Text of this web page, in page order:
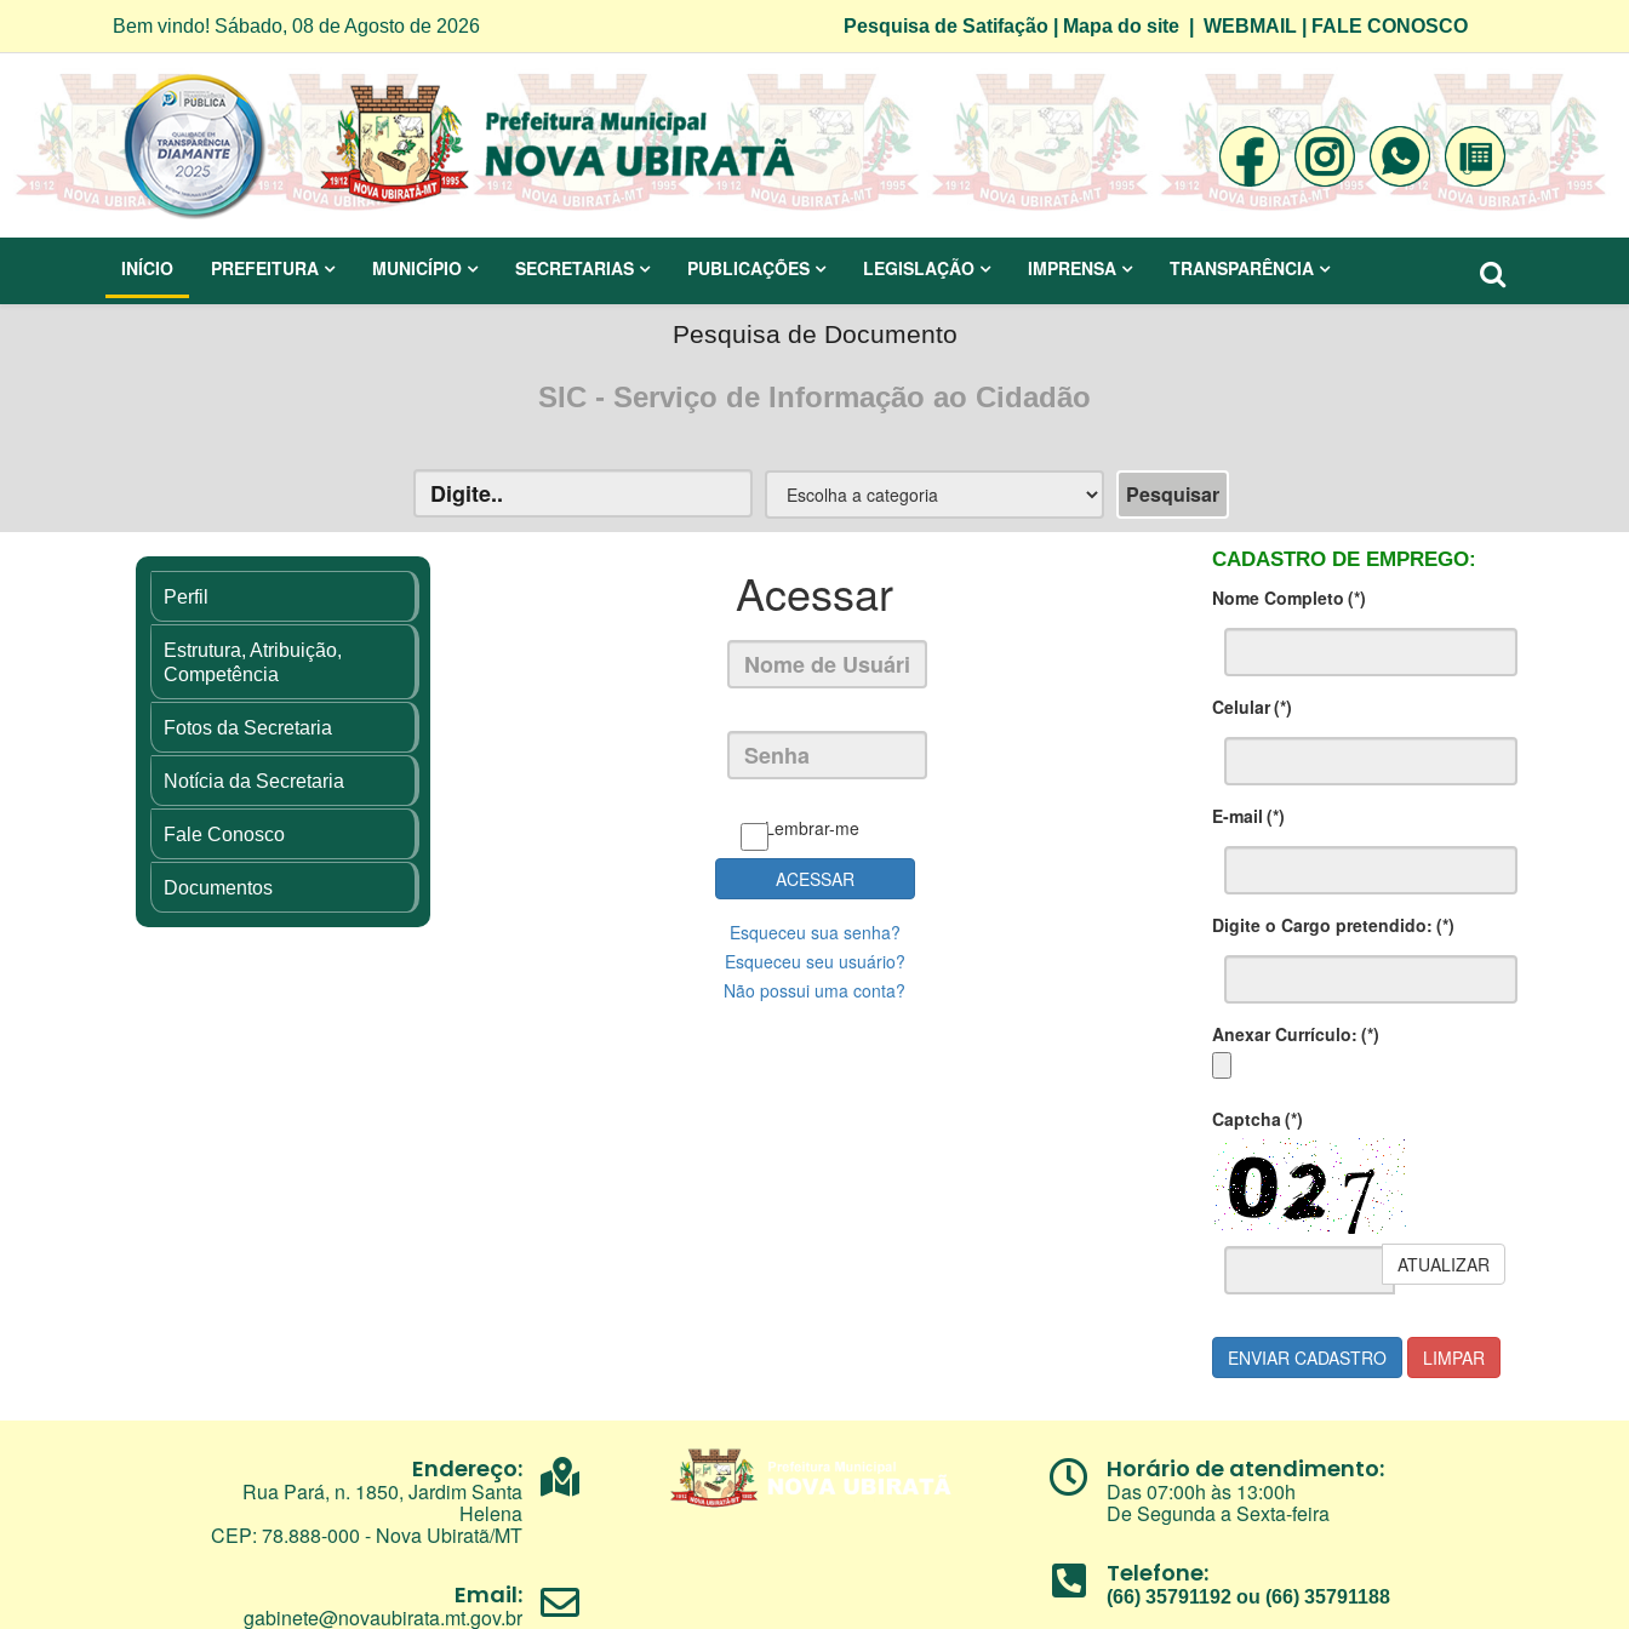
Bem vindo! Sábado, 08 de Agosto de 2026 Pesquisa de Satifação| Mapa do site| WEBMAIL| FALE CONOSCO
INÍCIO PREFEITURA MUNICÍPIO SECRETARIAS PUBLICAÇÕES LEGISLAÇÃO IMPRENSA TRANSPARÊNCIA
Pesquisa de Documento
SIC - Serviço de Informação ao Cidadão
Perfil
Estrutura, Atribuição,
Competência
Fotos da Secretaria
Notícia da Secretaria
Fale Conosco
Documentos
Acessar
Lembrar-me
ACESSAR
Esqueceu sua senha?
Esqueceu seu usuário?
Não possui uma conta?
CADASTRO DE EMPREGO:
Nome Completo (*)
Celular(*)
E-mail (*)
Digite o Cargo pretendido: (*)
Anexar Currículo: (*)
Captcha(*)
ATUALIZAR
ENVIAR CADASTRO LIMPAR
Endereço:
Rua Pará, n. 1850, Jardim Santa
Helena
CEP: 78.888-000 - Nova Ubiratã/MT
Email:
gabinete@novaubirata.mt.gov.br
Horário de atendimento:
Das 07:00h às 13:00h
De Segunda a Sexta-feira
Telefone:
(66) 35791192 ou (66) 35791188